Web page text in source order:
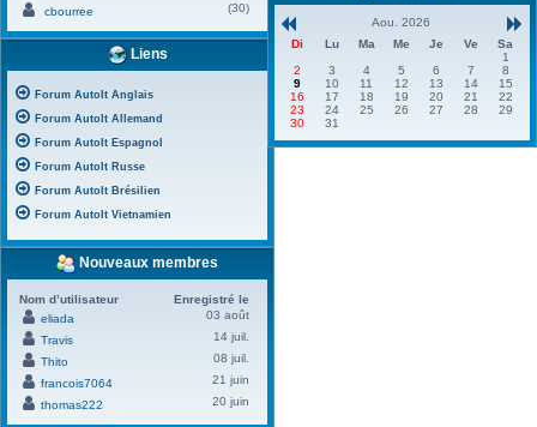
cbourree
(30)
Liens
Forum AutoIt Anglais
Forum AutoIt Allemand
Forum AutoIt Espagnol
Forum AutoIt Russe
Forum AutoIt Brésilien
Forum AutoIt Vietnamien
Nouveaux membres
Nom d’utilisateur
Enregistré le
eliada
03 août
Travis
14 juil.
Thito
08 juil.
francois7064
21 juin
thomas222
20 juin
Aou. 2026
Di
Lu Ma Me Je Ve
Sa
1
2
3 4 5 6 7
8
9
10 11 12 13 14
15
16
17 18 19 20 21
22
23
24 25 26 27 28
29
30
31